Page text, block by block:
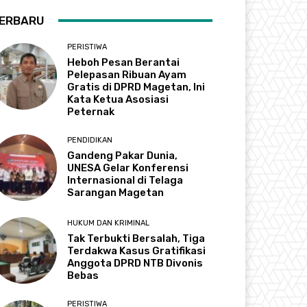
PERISTIWA
Heboh Pesan Berantai
Pelepasan Ribuan Ayam
Gratis di DPRD Magetan, Ini
Kata Ketua Asosiasi
Peternak
PENDIDIKAN
Gandeng Pakar Dunia,
UNESA Gelar Konferensi
Internasional di Telaga
Sarangan Magetan
HUKUM DAN KRIMINAL
Tak Terbukti Bersalah, Tiga
Terdakwa Kasus Gratifikasi
Anggota DPRD NTB Divonis
Bebas
PERISTIWA